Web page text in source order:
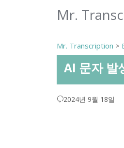
Mr.
Mr. Transcription >
AI 문자 발
2024년 9월 18일